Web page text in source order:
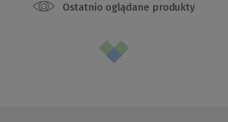
Ostatnio oglądane produkty